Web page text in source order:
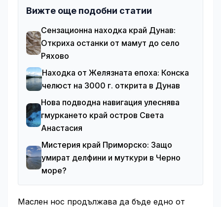
Вижте още подобни статии
Сензационна находка край Дунав:
Откриха останки от мамут до село
Ряхово
Находка от Желязната епоха: Конска
челюст на 3000 г. открита в Дунав
Нова подводна навигация улеснява
гмуркането край остров Света
Анастасия
Мистерия край Приморско: Защо
умират делфини и муткури в Черно
море?
Маслен нос продължава да бъде едно от